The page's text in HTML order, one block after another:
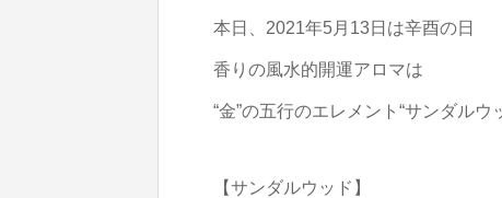
本日、2021年5月13日は辛酉の日
香りの風水的開運アロマは
“金”の五行のエレメント“サンダルウ
【サンダルウッド】